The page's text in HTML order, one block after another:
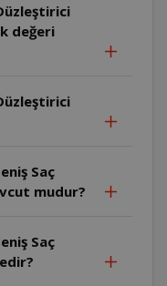
değeri
Saç
mudur?
Saç